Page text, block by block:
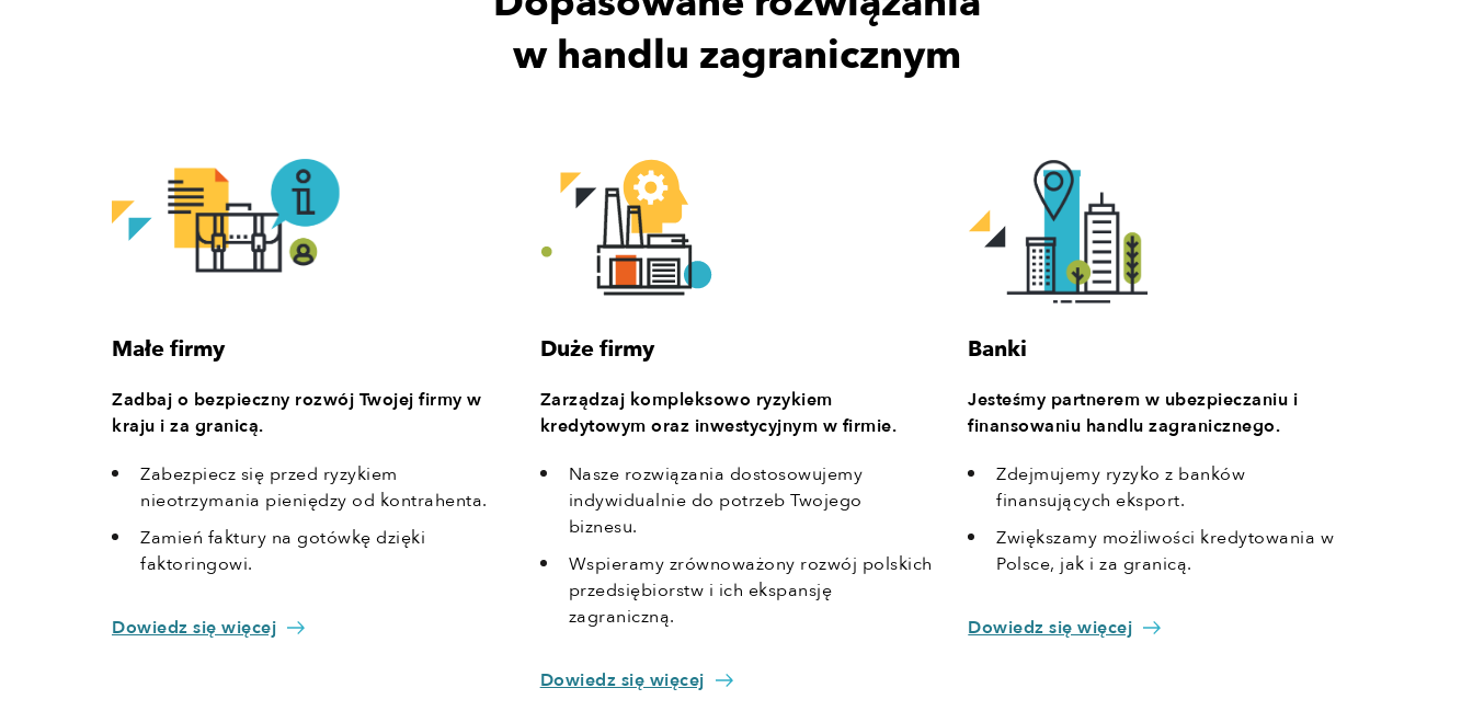
w handlu zagranicznym
Małe firmy
Zadbaj o bezpieczny rozwój Twojej firmy w
kraju i za granicą.
Zabezpiecz się przed ryzykiem
nieotrzymania pieniędzy od kontrahenta.
Zamień faktury na gotówkę dzięki
faktoringowi.
Dowiedz się więcej
Duże firmy
Zarządzaj kompleksowo ryzykiem
kredytowym oraz inwestycyjnym w firmie.
Nasze rozwiązania dostosowujemy
indywidualnie do potrzeb Twojego
biznesu.
Wspieramy zrównoważony rozwój polskich
przedsiębiorstw i ich ekspansję
zagraniczną.
Dowiedz się więcej
Banki
Jesteśmy partnerem w ubezpieczaniu i
finansowaniu handlu zagranicznego.
Zdejmujemy ryzyko z banków
finansujących eksport.
Zwiększamy możliwości kredytowania w
Polsce, jak i za granicą.
Dowiedz się więcej